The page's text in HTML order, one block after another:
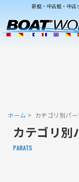
新艇・中古艇・中古
ホーム カテゴリ別パ
カテゴリ別
PARATS